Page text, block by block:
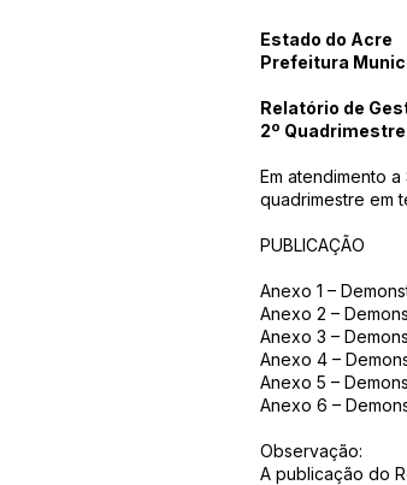
Estado do Acre
Prefeitura
Relatório de
2º Quadrimestre
Em atendimento
quadrimestre em
PUBLICAÇÃO
Anexo 1 –
Anexo 2 –
Anexo 3 –
Anexo 4 –
Anexo 5 –
Anexo 6 –
Observação:
A publicação do